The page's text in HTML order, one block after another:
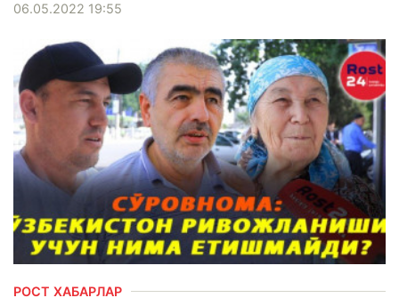
06.05.2022 19:55
РОСТ ХАБАРЛАР